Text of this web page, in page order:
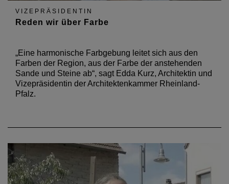
VIZEPRÄSIDENTIN
Reden wir über Farbe
„Eine harmonische Farbgebung leitet sich aus den
Farben der Region, aus der Farbe der anstehenden
Sande und Steine ab“, sagt Edda Kurz, Architektin und
Vizepräsidentin der Architektenkammer Rheinland-
Pfalz.